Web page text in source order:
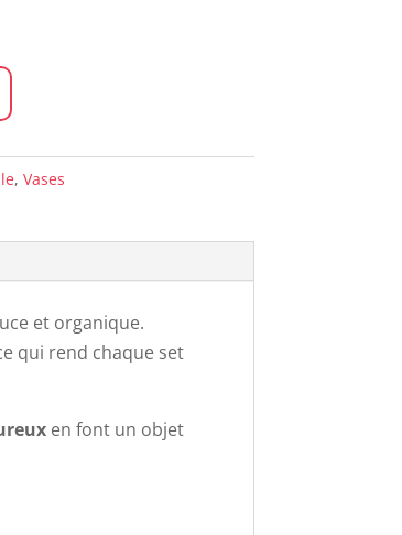
, Vases
et organique.
qui rend chaque set
en font un objet